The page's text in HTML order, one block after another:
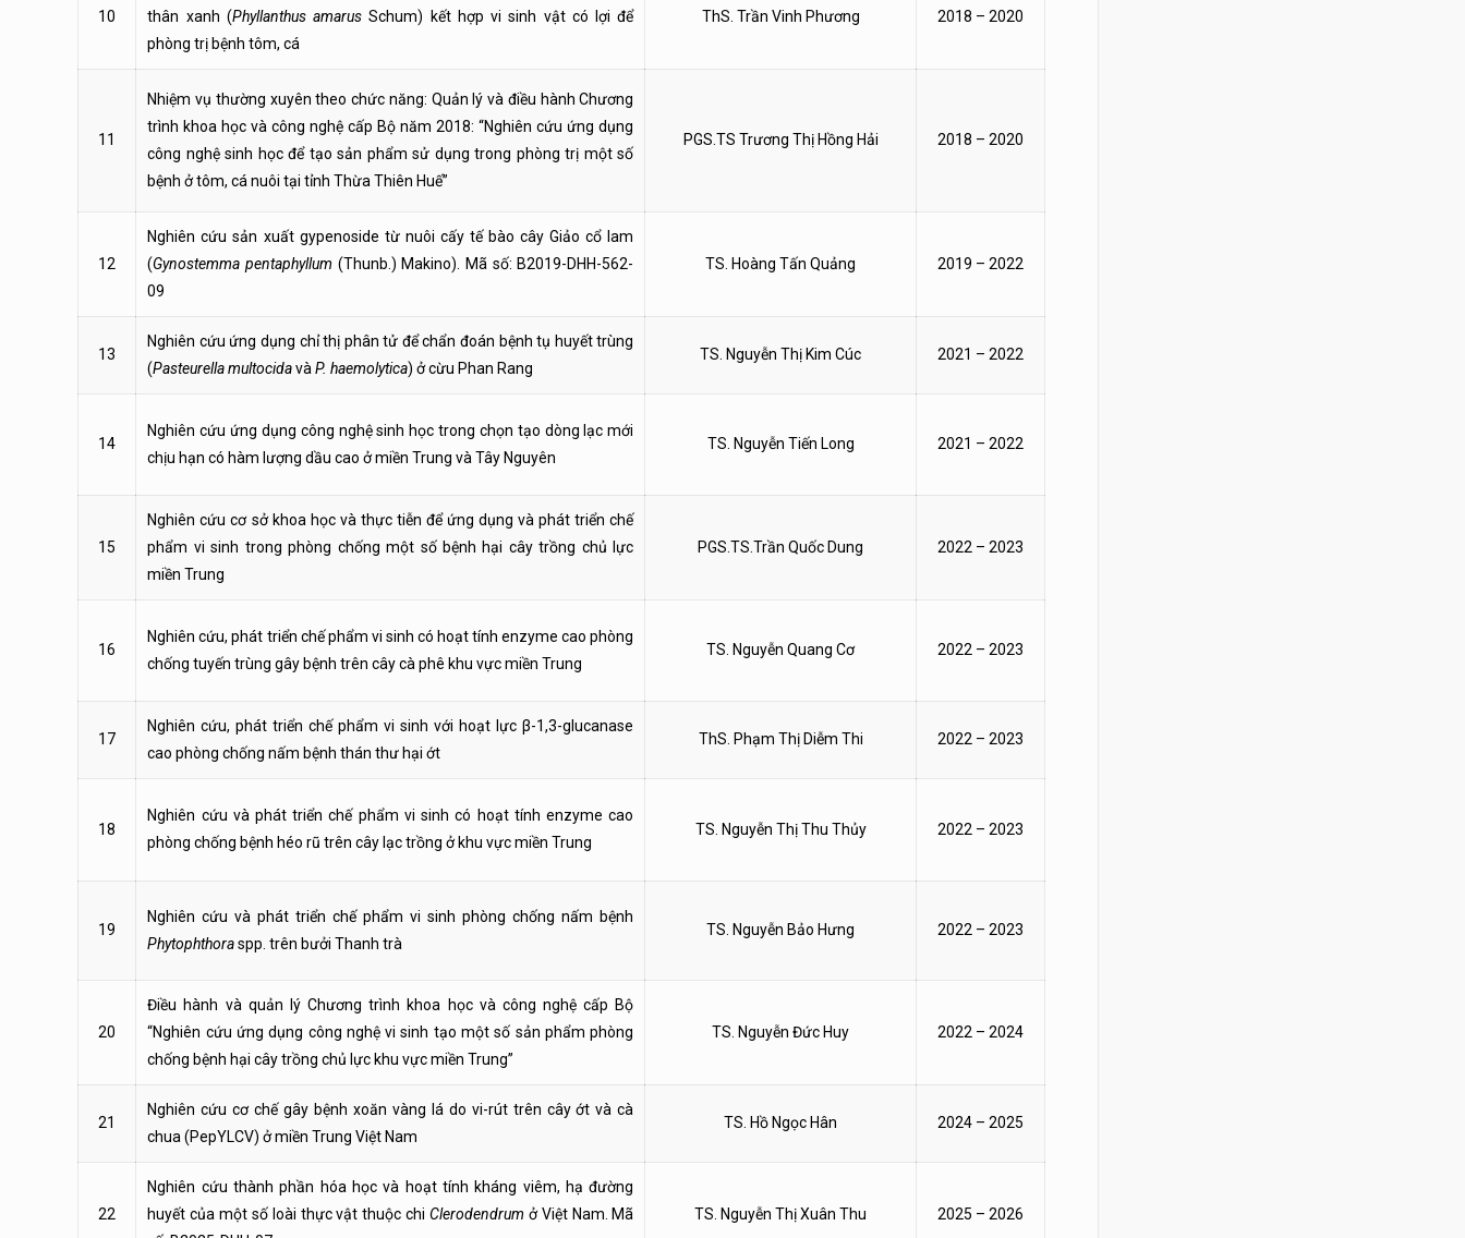
10
thân xanh (Phyllanthus amarus Schum) kết hợp vi sinh vật có lợi để
phòng trị bệnh tôm, cá
ThS. Trần Vinh Phương 2018 – 2020
11
Nhiệm vụ thường xuyên theo chức năng: Quản lý và điều hành Chương
trình khoa học và công nghệ cấp Bộ năm 2018: “Nghiên cứu ứng dụng
công nghệ sinh học để tạo sản phẩm sử dụng trong phòng trị một số
bệnh ở tôm, cá nuôi tại tỉnh Thừa Thiên Huế”
PGS.TS Trương Thị Hồng Hải 2018 – 2020
12
Nghiên cứu sản xuất gypenoside từ nuôi cấy tế bào cây Giảo cổ lam
(Gynostemma pentaphyllum (Thunb.) Makino). Mã số: B2019-DHH-562-
09
TS. Hoàng Tấn Quảng 2019 – 2022
13
Nghiên cứu ứng dụng chỉ thị phân tử để chẩn đoán bệnh tụ huyết trùng
(Pasteurella multocidavà P. haemolytica) ở cừu Phan Rang
TS. Nguyễn Thị Kim Cúc 2021 – 2022
14
Nghiên cứu ứng dụng công nghệ sinh học trong chọn tạo dòng lạc mới
chịu hạn có hàm lượng dầu cao ở miền Trung và Tây Nguyên
TS. Nguyễn Tiến Long 2021 – 2022
15
Nghiên cứu cơ sở khoa học và thực tiễn để ứng dụng và phát triển chế
phẩm vi sinh trong phòng chống một số bệnh hại cây trồng chủ lực
miền Trung
PGS.TS.Trần Quốc Dung 2022 – 2023
16
Nghiên cứu, phát triển chế phẩm vi sinh có hoạt tính enzyme cao phòng
chống tuyến trùng gây bệnh trên cây cà phê khu vực miền Trung
TS. Nguyễn Quang Cơ 2022 – 2023
17
Nghiên cứu, phát triển chế phẩm vi sinh với hoạt lực β-1,3-glucanase
cao phòng chống nấm bệnh thán thư hại ớt
ThS. Phạm Thị Diễm Thi 2022 – 2023
18
Nghiên cứu và phát triển chế phẩm vi sinh có hoạt tính enzyme cao
phòng chống bệnh héo rũ trên cây lạc trồng ở khu vực miền Trung
TS. Nguyễn Thị Thu Thủy 2022 – 2023
19
Nghiên cứu và phát triển chế phẩm vi sinh phòng chống nấm bệnh
Phytophthoraspp. trên bưởi Thanh trà
TS. Nguyễn Bảo Hưng 2022 – 2023
20
Điều hành và quản lý Chương trình khoa học và công nghệ cấp Bộ
“Nghiên cứu ứng dụng công nghệ vi sinh tạo một số sản phẩm phòng
chống bệnh hại cây trồng chủ lực khu vực miền Trung”
TS. Nguyễn Đức Huy 2022 – 2024
21
Nghiên cứu cơ chế gây bệnh xoăn vàng lá do vi-rút trên cây ớt và cà
chua (PepYLCV) ở miền Trung Việt Nam
TS. Hồ Ngọc Hân 2024 – 2025
22
Nghiên cứu thành phần hóa học và hoạt tính kháng viêm, hạ đường
huyết của một số loài thực vật thuộc chi Clerodendrum ở Việt Nam. Mã
TS. Nguyễn Thị Xuân Thu 2025 – 2026